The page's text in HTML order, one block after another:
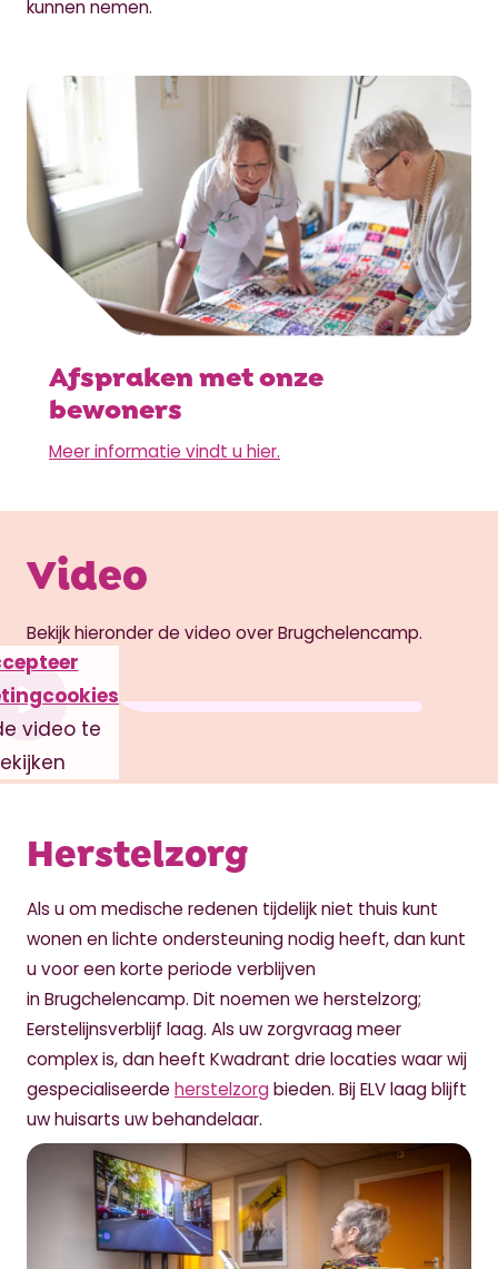
kunnen nemen.
Afspraken met onze
bewoners
Meer informatie vindt u hier.
Video
Bekijk hieronder de video over Brugchelencamp.
video te
Herstelzorg
Als u om medische redenen tijdelijk niet thuis kunt
wonen en lichte ondersteuning nodig heeft, dan kunt
u voor een korte periode verblijven
inBrugchelencamp. Dit noemen we herstelzorg;
Eerstelijnsverblijf laag. Als uw zorgvraag meer
complex is, dan heeft Kwadrant drie locaties waar wij
gespecialiseerde herstelzorgbieden. Bij ELV laag blijft
uw huisarts uw behandelaar.